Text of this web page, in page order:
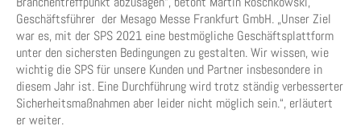
Geschäftsführer der Mesago Messe Frankfurt GmbH. „Unser Ziel
war es, mit der SPS 2021 eine bestmögliche Geschäftsplattform
unter den sichersten Bedingungen zu gestalten. Wir wissen, wie
wichtig die SPS für unsere Kunden und Partner insbesondere in
diesem Jahr ist. Eine Durchführung wird trotz ständig verbesserter
Sicherheitsmaßnahmen aber leider nicht möglich sein.“, erläutert
er weiter.